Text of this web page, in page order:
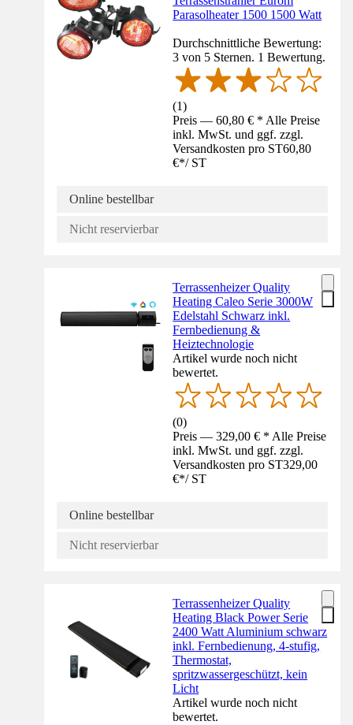
Parasolheater 1500 1500 Watt
Durchschnittliche Bewertung:
3 von 5 Sternen. 1 Bewertung.
(1)
Preis — 60,80 € * Alle Preise
inkl. MwSt. und ggf. zzgl.
Versandkosten pro ST60,80
€*/ ST
Online bestellbar
Nicht reservierbar
Terrassenheizer Quality
Heating Caleo Serie 3000W
Edelstahl Schwarz inkl.
Fernbedienung &
Heiztechnologie
Artikel wurde noch nicht
bewertet.
(0)
Preis — 329,00 € * Alle Preise
inkl. MwSt. und ggf. zzgl.
Versandkosten pro ST329,00
€*/ ST
Online bestellbar
Nicht reservierbar
Terrassenheizer Quality
Heating Black Power Serie
2400 Watt Aluminium schwarz
inkl. Fernbedienung, 4-stufig,
Thermostat,
spritzwassergeschützt, kein
Licht
Artikel wurde noch nicht
bewertet.